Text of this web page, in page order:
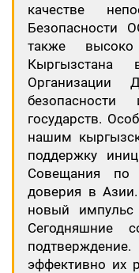
качестве
Безопасности
также высоко
Кыргызстана
Организации
государств.
нашим
поддержку
Совещания по
доверия в
новый импульс
Сегодняшние
эффективно их